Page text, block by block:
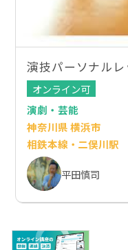
演技パーソナル
オンライン可
演劇・芸能
神奈川県 横浜市
相鉄本線・二俣川駅
平田慎司